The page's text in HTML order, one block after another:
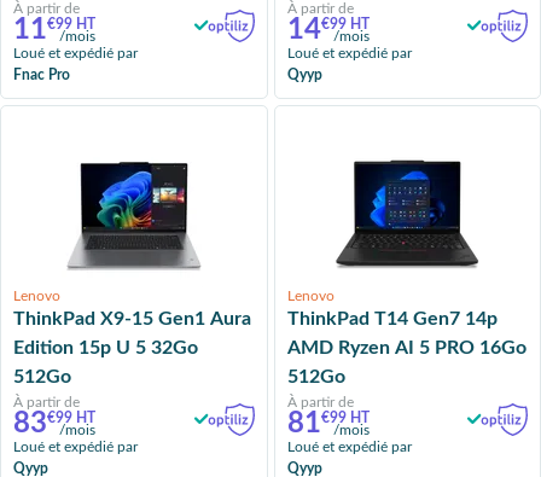
À partir de
11€99 HT
/mois
Loué et expédié par
Fnac Pro
À partir de
14€99 HT
/mois
Loué et expédié par
Qyyp
Lenovo
ThinkPad X9-15 Gen1 Aura
Edition 15p U 5 32Go
512Go
À partir de
83€99 HT
/mois
Loué et expédié par
Qyyp
Lenovo
ThinkPad T14 Gen7 14p
AMD Ryzen AI 5 PRO 16Go
512Go
À partir de
81€99 HT
/mois
Loué et expédié par
Qyyp